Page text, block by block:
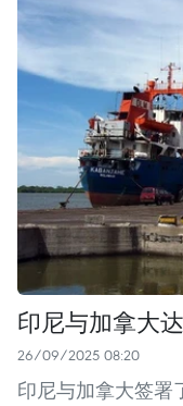
印尼与加拿大
26/09/2025 08:20
印尼与加拿大签署